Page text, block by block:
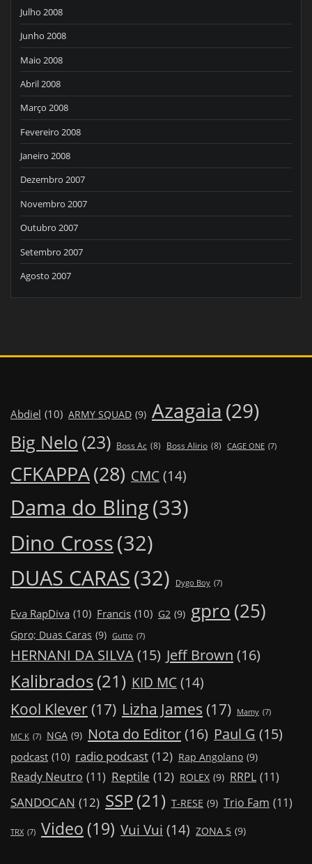
Julho 2008
Junho 2008
Maio 2008
Abril 2008
Março 2008
Fevereiro 2008
Janeiro 2008
Dezembro 2007
Novembro 2007
Outubro 2007
Setembro 2007
Agosto 2007
Abdiel (10) ARMY SQUAD (9) Azagaia (29)
Big Nelo (23) Boss Ac (8) Boss Alirio (8) CAGE ONE (7)
CFKAPPA(28) CMC (14)
Dama do Bling(33)
Dino Cross(32)
DUAS CARAS(32) Dygo Boy (7)
Eva RapDiva (10) Francis (10) G2 (9) gpro(25)
Gpro; Duas Caras (9) Gutto (7)
HERNANI DA SILVA(15) Jeff Brown (16)
Kalibrados(21) KID MC (14)
Kool Klever (17) Lizha James (17) Mamy (7)
MC K (7) NGA (9) Nota do Editor(16) Paul G (15)
podcast (10) radio podcast (12) Rap Angolano (9)
Ready Neutro (11) Reptile (12) ROLEX (9) RRPL (11)
SANDOCAN (12) SSP(21) T-RESE (9) Trio Fam (11)
TRX (7) Video (19) Vui Vui (14) ZONA 5 (9)